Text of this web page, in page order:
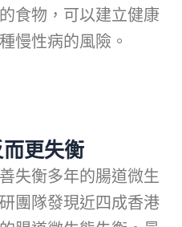
食物，可以建立健康
慢性病的風險。
更失衡
失衡多年的腸道微生
團隊發現近四成香港